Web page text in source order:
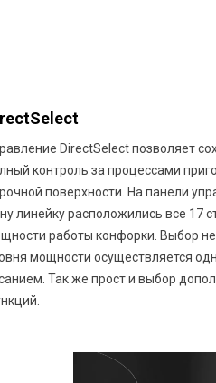
DirectSelect позволяет
контроль за процессами
поверхности. На панели
линейку расположились все 17
работы конфорки. Выбор
мощности осуществляется
Так же прост и выбор